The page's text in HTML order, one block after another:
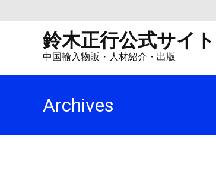
鈴木正行公式サイト
中国輸入物販・人材紹介・出版
Archives